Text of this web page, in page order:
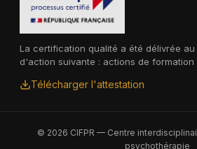
La certification qualité a été délivrée
d'action suivante : actions de formation
Télécharger l'attestation
© 2026 CIFPR — Centre
psychothérapie